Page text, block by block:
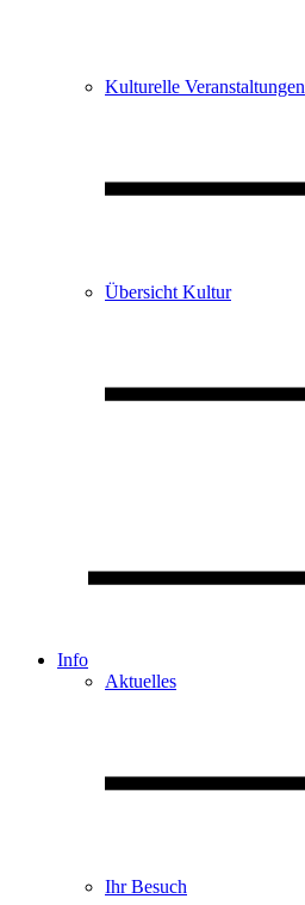
Kulturelle Veranstaltungen
Übersicht Kultur
Info
Aktuelles
Ihr Besuch